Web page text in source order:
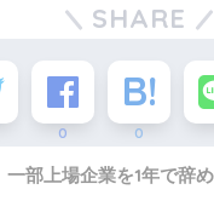
SHARE
0 0
一部上場企業を1年で辞